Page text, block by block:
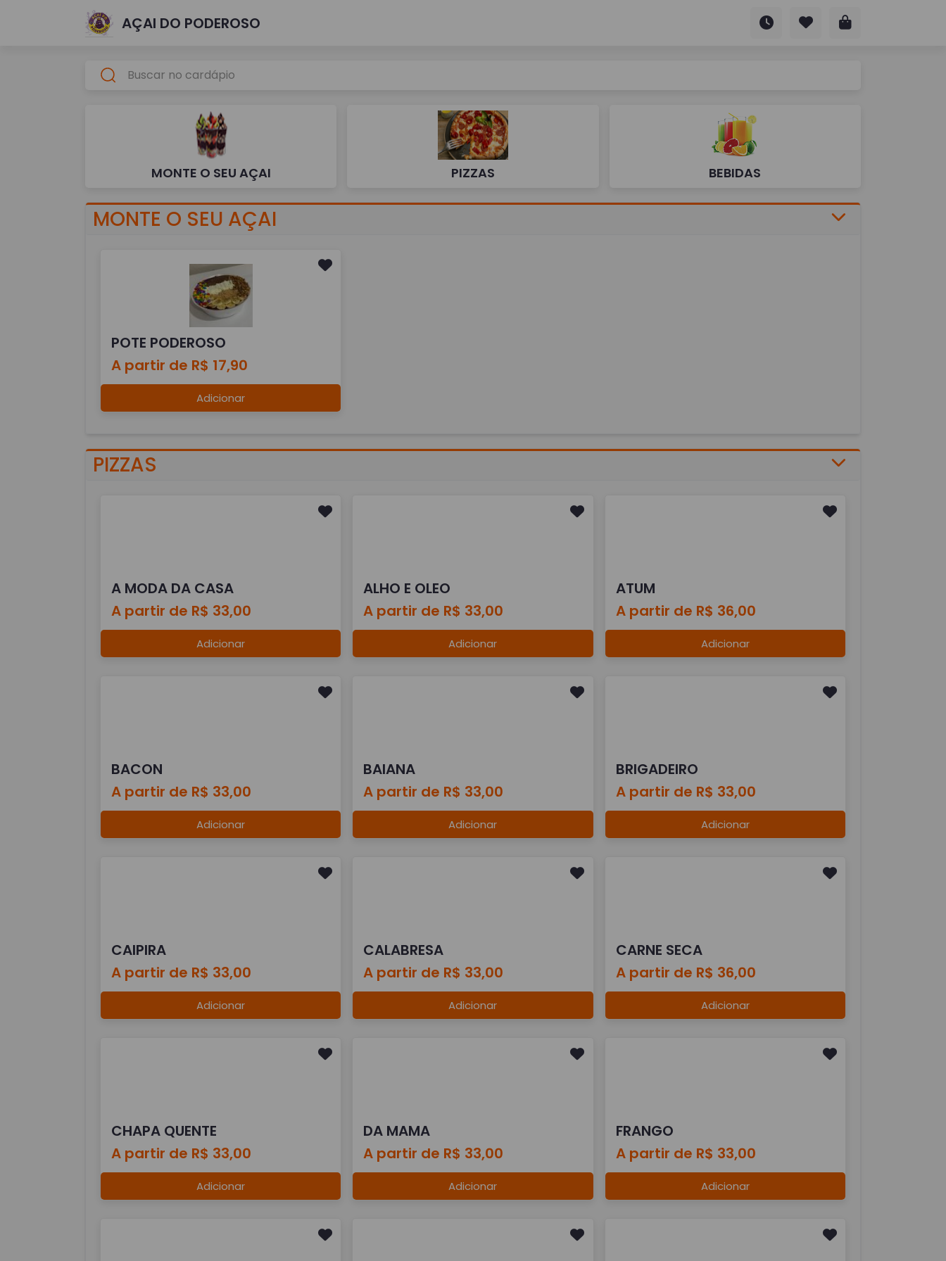
AÇAI DO PODEROSO
MONTE O SEU AÇAI PIZZAS BEBIDAS
MONTE O SEU AÇAI
POTE PODEROSO
A partir de R$ 17,90
Adicionar
PIZZAS
A MODA DA CASA
A partir de R$ 33,00
Adicionar
ALHO E OLEO
A partir de R$ 33,00
Adicionar
ATUM
A partir de R$ 36,00
Adicionar
BACON
A partir de R$ 33,00
Adicionar
BAIANA
A partir de R$ 33,00
Adicionar
BRIGADEIRO
A partir de R$ 33,00
Adicionar
CAIPIRA
A partir de R$ 33,00
Adicionar
CALABRESA
A partir de R$ 33,00
Adicionar
CARNE SECA
A partir de R$ 36,00
Adicionar
CHAPA QUENTE
A partir de R$ 33,00
Adicionar
DA MAMA
A partir de R$ 33,00
Adicionar
FRANGO
A partir de R$ 33,00
Adicionar